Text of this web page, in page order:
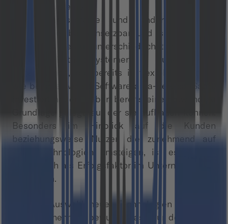
Softwaresysteme abzubilden.
Anwendungssysteme und andere Services
müssen flexibel einsetzbar und so konzipiert
sein, dass sie auf unterschiedlichsten Browsern
und Betriebssystemen funktionieren.
Unternehmen, die bereits in flexible Lösungen
wie beispielsweise Software-as-a-Service (SaaS)
investiert haben, haben bereits eine notwendige
Grundlage gelegt, auf der sie aufbauen können.
Besonders im Hinblick auf die Kunden
beziehungsweise Nutzer, die zunehmend auf
neue Technologien umsteigen, ist es sinnvoll
diese auch als Erfolgsfaktor im Unternehmen zu
etablieren.
Bei der Auswahl neuer Technologien sind sich
die Unternehmen bewusst, dass nur der Einsatz